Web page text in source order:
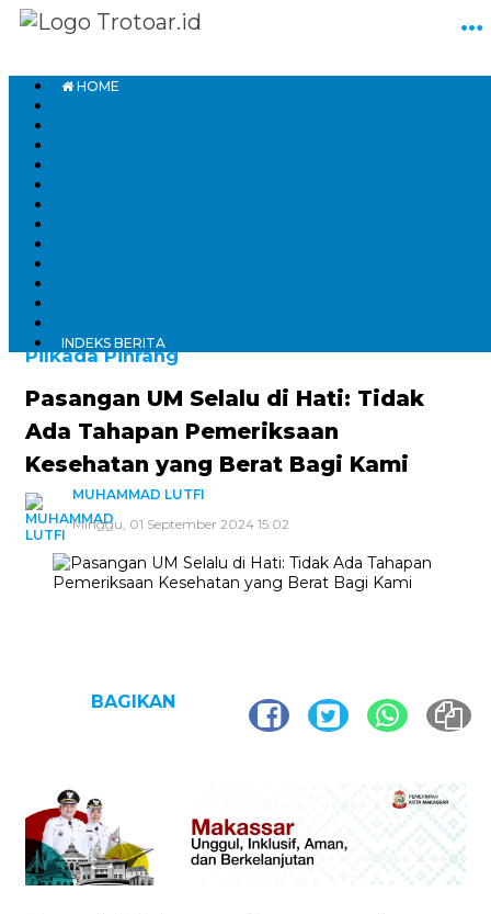
HOME
INDEKS BERITA
Home
Politik
Pilkada
Pilkada Pinrang
Pasangan UM Selalu di Hati: Tidak
Ada Tahapan Pemeriksaan
Kesehatan yang Berat Bagi Kami
MUHAMMAD LUTFI
Minggu, 01 September 2024 15:02
BAGIKAN